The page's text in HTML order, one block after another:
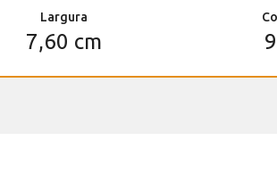
Largura
7,60 cm